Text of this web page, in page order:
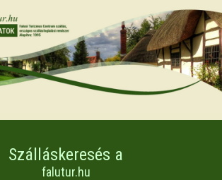
Szálláskeresés a
falutur.hu